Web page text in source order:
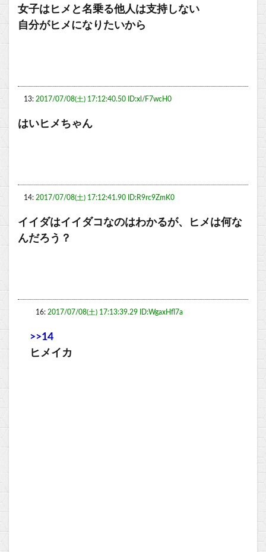
女子はヒメと名乗る他人は支持しない
自分がヒメになりたいから
13: 2017/07/08(土) 17:12:40.50 ID:xl/F7wcH0
はいヒメちゃん
14: 2017/07/08(土) 17:12:41.90 ID:R9rc9ZmK0
イイダはイイダコなのはわかるが、ヒメは何な
んだろう？
16: 2017/07/08(土) 17:13:39.29 ID:WgaxHfl7a
>>14
ヒメイカ